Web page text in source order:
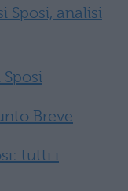
Sposi, analisi
Breve
tutti i